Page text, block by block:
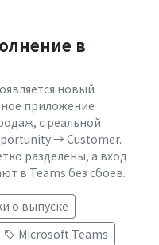
в
новый
приложение
с реальной
→ Customer.
разделены, а вход
в Teams без сбоев.
о выпуске
Microsoft Teams